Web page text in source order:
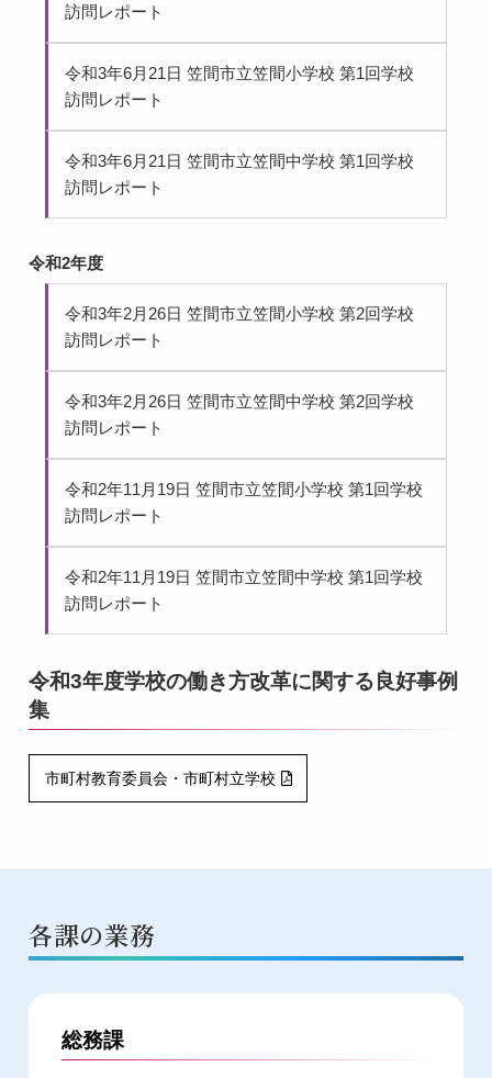
訪問レポート
令和3年6月21日 笠間市立笠間小学校 第1回学校
訪問レポート
令和3年6月21日 笠間市立笠間中学校 第1回学校
訪問レポート
令和2年度
令和3年2月26日 笠間市立笠間小学校 第2回学校
訪問レポート
令和3年2月26日 笠間市立笠間中学校 第2回学校
訪問レポート
令和2年11月19日 笠間市立笠間小学校 第1回学校
訪問レポート
令和2年11月19日 笠間市立笠間中学校 第1回学校
訪問レポート
令和3年度学校の働き方改革に関する良好事例
集
市町村教育委員会・市町村立学校
各課の業務
総務課